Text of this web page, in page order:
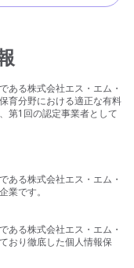
ある株式会社エス・エム・
育分野における適正な有料
第1回の認定事業者として
ある株式会社エス・エム・
業です。
ある株式会社エス・エム・
おり徹底した個人情報保